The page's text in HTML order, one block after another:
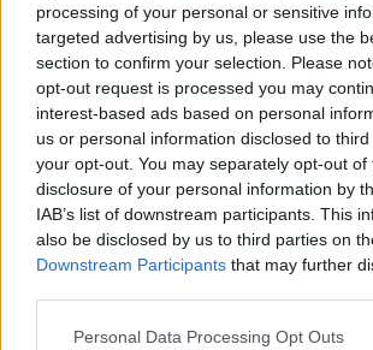
processing of your personal or sensitive
targeted advertising by us, please use the
section to confirm your selection. Please
opt-out request is processed you may
interest-based ads based on personal
us or personal information disclosed to
your opt-out. You may separately opt-out of
disclosure of your personal information by
IAB’s list of downstream participants. This
also be disclosed by us to third parties on
Downstream Participants that may further
Personal Data Processing Opt Outs
ΥΓΕΙΑ
Αμιβανταμάμπη: Πότε
θεραπεία για τον καρκίνο που
συρρικνώνει τους όγκους
Η είδηση για την αμιβανταμάμπη, την
εξαφανίζει τους όγκους σε ασθενείς με